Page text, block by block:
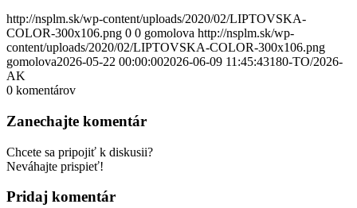
http://nsplm.sk/wp-content/uploads/2020/02/LIPTOVSKA-
COLOR-300x106.png 0 0 gomolova http://nsplm.sk/wp-
content/uploads/2020/02/LIPTOVSKA-COLOR-300x106.png
gomolova2026-05-22 00:00:002026-06-09 11:45:43180-TO/2026-
AK
0 komentárov
Zanechajte komentár
Chcete sa pripojiť k diskusii?
Neváhajte prispieť!
Pridaj komentár